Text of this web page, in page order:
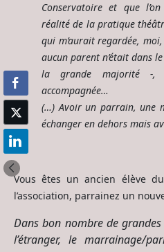
Conservatoire et que
réalité de la pratique
qui m’aurait regardée,
aucun parent n’était dans
la grande majorité -,
accompagnée…
(…) Avoir un parrain, une
échanger en dehors mais
Vous êtes un ancien élève
l’association, parrainez un
Dans bon nombre de grandes
l’étranger, le marrainage/